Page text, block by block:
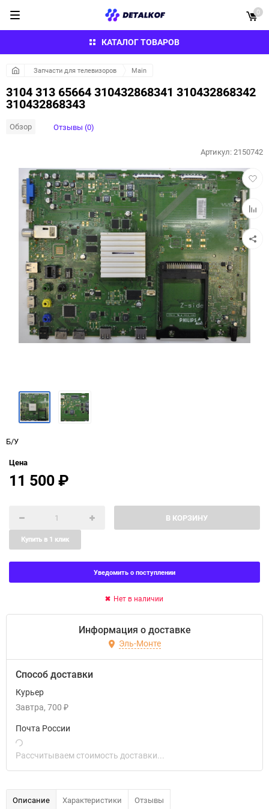
КАТАЛОГ ТОВАРОВ
0
Запчасти для телевизоров Main
3104 313 65664 310432868341 310432868342
310432868343
Обзор Отзывы (0)
в
к
Артикул:2150742
Б/У
Цена
11 500₽
В КОРЗИНУ
Купить в 1 клик
Уведомить о поступлении
Нет в наличии
Информация о доставке
Эль-Монте
Способ доставки
Курьер
Завтра 700 ₽
Почта России
Рассчитываем стоимость доставки...
Описание Характеристики Отзывы